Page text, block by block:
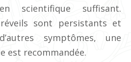
scientifique suffisant.
sont persistants et
symptômes, une
est recommandée.